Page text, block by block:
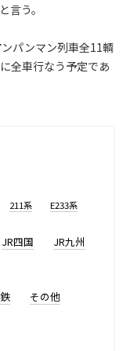
言う。
パンマン列車全11輌
全車行なう予定であ
211系 E233系
JR四国 JR九州
その他